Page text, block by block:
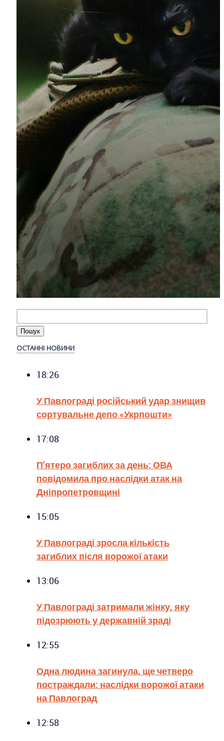
ОСТАННІ НОВИНИ
18:26
У Павлограді російський удар знищив
сортувальне депо «Укрпошти»
17:08
П’ятеро загиблих за день: ОВА
повідомила про наслідки атак на
Дніпропетровщині
15:05
У Павлограді зросла кількість
загиблих після ворожої атаки
13:06
У Павлограді затримали жінку, яку
підозрюють у державній зраді
12:55
Одна людина загинула, ще четверо
постраждали: наслідки ворожої атаки
на Павлоград
12:58